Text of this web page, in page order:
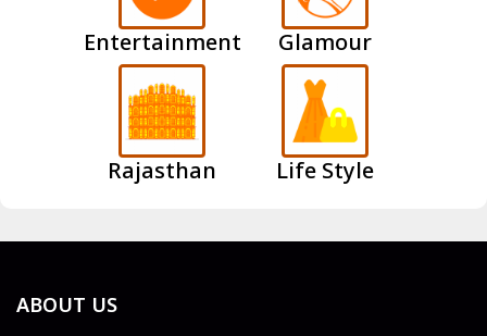
Entertainment Glamour
Rajasthan Life Style
ABOUT US